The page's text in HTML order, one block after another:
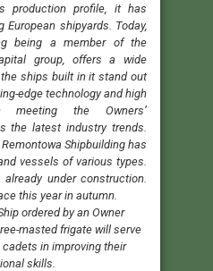
production profile, it has
shipyards. Today,
being a member of the
group, offers a wide
ships built in it stand out
edge technology and high
meeting the Owners’
the latest industry trends.
Shipbuilding has
vessels of various types.
under construction.
this year in autumn.
ordered by an Owner
masted frigate will serve
in improving their
skills.